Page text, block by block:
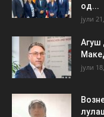
од...
јули
Агуш
јули